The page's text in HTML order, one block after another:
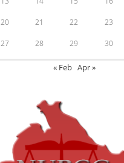
20 21 22 23
27 28 29 30
« Feb Apr »